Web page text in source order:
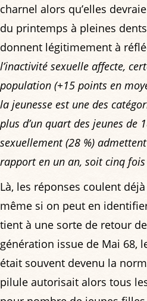
charnel alors qu’elles
du printemps à pleines
donnent légitimement à
l’inactivité sexuelle affecte,
population (+15 points en
la jeunesse est une des
plus d’un quart des jeunes de
sexuellement (28 %)
rapport en un an, soit cinq fois
Là, les réponses coulent
même si on peut en
tient à une sorte de retour
génération issue de Mai 68,
était souvent devenu la
pilule autorisait alors tous